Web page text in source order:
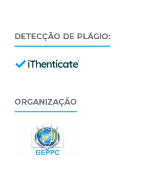
DETECÇÃO DE PLÁGIO:
ORGANIZAÇÃO